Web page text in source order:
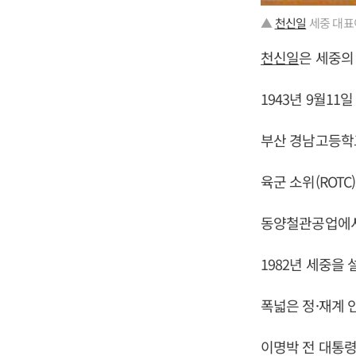
▲ 천신일 세중 대
천신일은 세중
1943년 9월11
부산 경남고등
육군 소위
동양철관공업에
1982년 세중을
폭넓은 정·재계
이명박 전 대통